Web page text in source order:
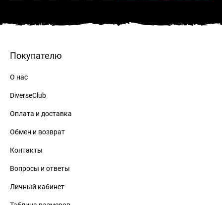
Покупателю
О нас
DiverseClub
Оплата и доставка
Обмен и возврат
Контакты
Вопросы и ответы
Личный кабинет